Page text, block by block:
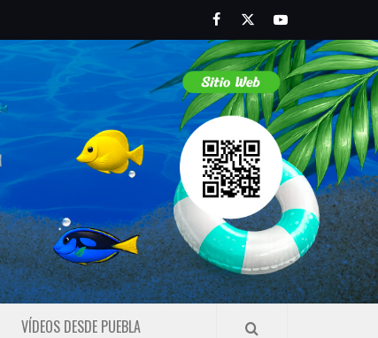
FacebookTwitterYoutube
VÍDEOS DESDE PUEBLA